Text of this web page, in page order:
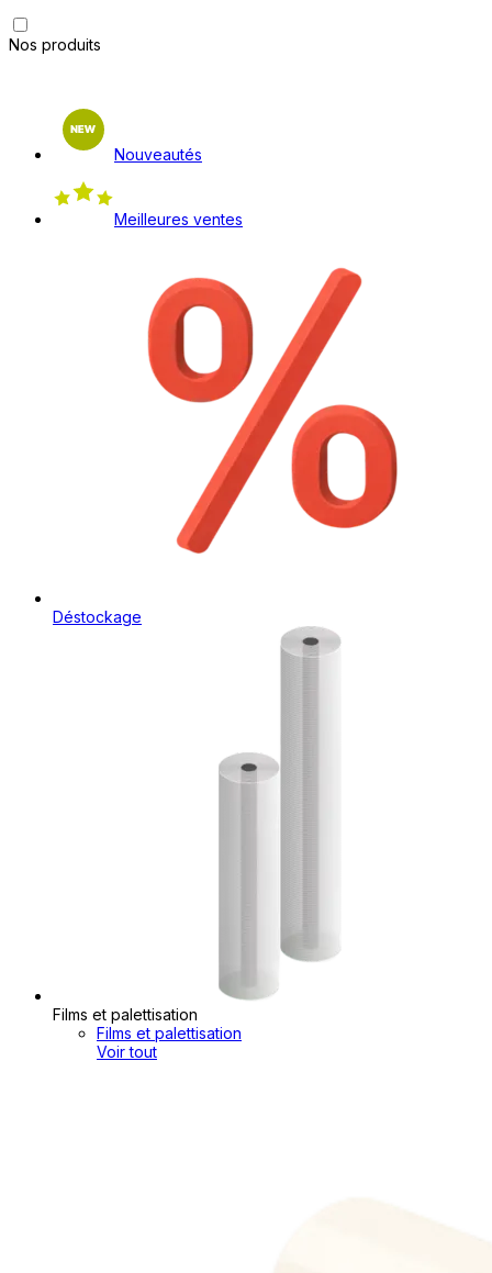
Nos produits
Nouveautés
Meilleures ventes
Déstockage
Films et palettisation
Films et palettisation
Voir tout